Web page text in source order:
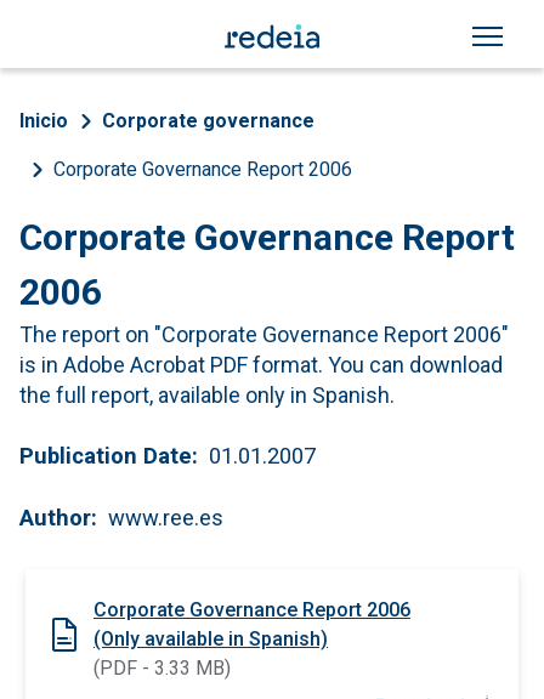
Breadcrumb
Inicio Corporate governance
Corporate Governance Report 2006
Corporate Governance Report
2006
The report on "Corporate Governance Report 2006"
is in Adobe Acrobat PDF format. You can download
the full report, available only in Spanish.
Publication Date 01.01.2007
Author www.ree.es
Corporate Governance Report 2006
(Only available in Spanish)
(PDF - 3.33 MB)